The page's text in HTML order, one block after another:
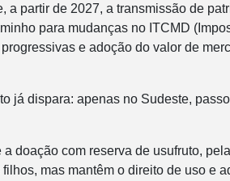
a partir de 2027, a transmissão de
para mudanças no ITCMD
e adoção do valor de
já dispara: apenas no Sudeste,
doação com reserva de usufruto,
mas mantêm o direito de uso e